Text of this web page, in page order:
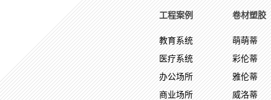
工程案例
教育系统
医疗系统
办公场所
商业场所
卷材塑胶
萌萌蒂
彩伦蒂
雅伦蒂
威洛蒂